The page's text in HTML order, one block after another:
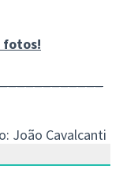
fotos!
João Cavalcanti